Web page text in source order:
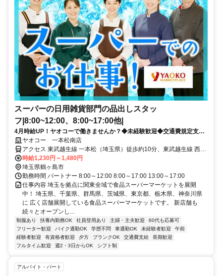
スーパーの日用雑貨部門の品出しスタッ
フ|8:00~12:00、8:00~17:00他|
4月時給UP！ヤオコーで働きませんか？◆未経験歓迎◆交通費規定支給
◆福利厚生充実
ヤオコー 一本松南店
アクセス 東武越生線 一本松（埼玉県）徒歩約10分、東武越生線 西大
家徒歩約18分、東武越生線 川角徒歩約30分 東武越生線一本松駅出口
より徒歩約10分程です 車通勤 OK バイク通勤 OK 自転車通勤 OK
時給1,230円～1,480円
埼玉県鶴ヶ島市
勤務時間 パートナー 8:00～12:00 8:00～17:00 13:00～17:00
仕事内容 埼玉を拠点に関東全域で食品スーパーマーケットを展開
中！ 埼玉県、千葉県、群馬県、茨城県、東京都、栃木県、神奈川県
に 広く店舗展開している食品スーパーマーケットです。 新店舗も
続々とオープンし...
制服あり 扶養内勤務OK 社員登用あり 主婦・主夫歓迎
60代も応募可
フリーター歓迎
バイク通勤OK 学歴不問 車通勤OK 未経験者歓迎
午前
経験者歓迎
有資格者歓迎 夕方 ブランクOK 交通費支給
長期歓迎
フルタイム歓迎
週2・3日からOK シフト制
アルバイト・パート